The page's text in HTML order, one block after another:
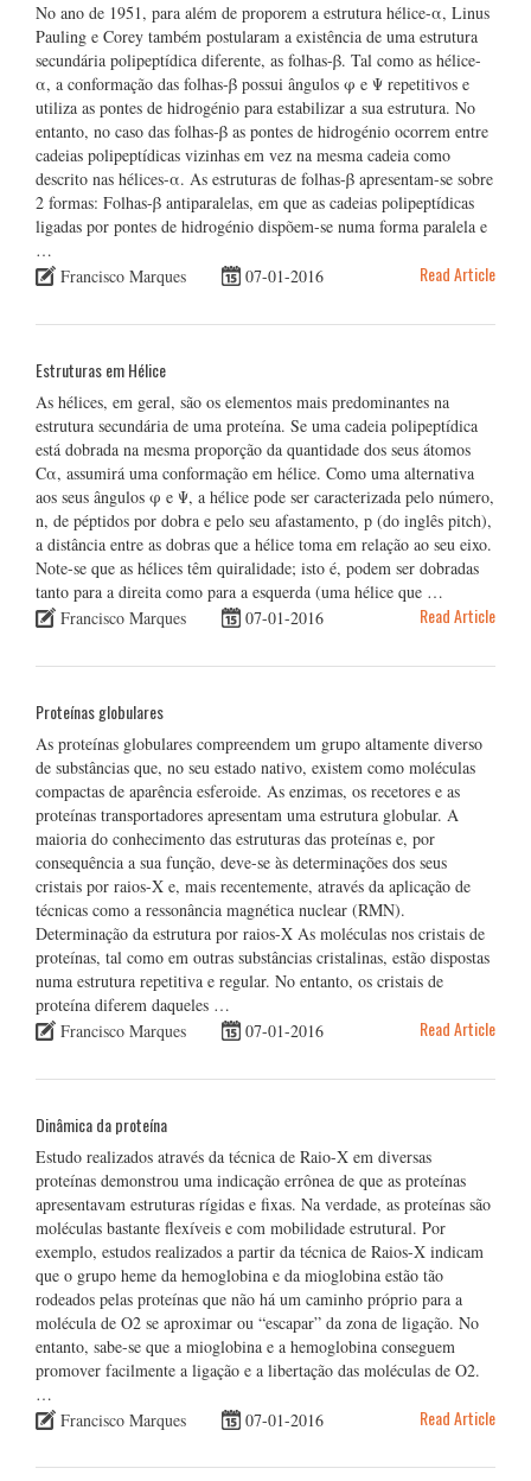
No ano de 1951, para além de proporem a estrutura hélice-α, Linus
Pauling e Corey também postularam a existência de uma estrutura
secundária polipeptídica diferente, as folhas-β. Tal como as hélice-
α, a conformação das folhas-β possui ângulos φ e Ψ repetitivos e
utiliza as pontes de hidrogénio para estabilizar a sua estrutura. No
entanto, no caso das folhas-β as pontes de hidrogénio ocorrem entre
cadeias polipeptídicas vizinhas em vez na mesma cadeia como
descrito nas hélices-α. As estruturas de folhas-β apresentam-se sobre
2 formas: Folhas-β antiparalelas, em que as cadeias polipeptídicas
ligadas por pontes de hidrogénio dispõem-se numa forma paralela e
…
Francisco Marques
07-01-2016 Read Article
Estruturas em Hélice
As hélices, em geral, são os elementos mais predominantes na
estrutura secundária de uma proteína. Se uma cadeia polipeptídica
está dobrada na mesma proporção da quantidade dos seus átomos
Cα, assumirá uma conformação em hélice. Como uma alternativa
aos seus ângulos φ e Ψ, a hélice pode ser caracterizada pelo número,
n, de péptidos por dobra e pelo seu afastamento, p (do inglês pitch),
a distância entre as dobras que a hélice toma em relação ao seu eixo.
Note-se que as hélices têm quiralidade; isto é, podem ser dobradas
tanto para a direita como para a esquerda (uma hélice que …
Francisco Marques
07-01-2016 Read Article
Proteínas globulares
As proteínas globulares compreendem um grupo altamente diverso
de substâncias que, no seu estado nativo, existem como moléculas
compactas de aparência esferoide. As enzimas, os recetores e as
proteínas transportadores apresentam uma estrutura globular. A
maioria do conhecimento das estruturas das proteínas e, por
consequência a sua função, deve-se às determinações dos seus
cristais por raios-X e, mais recentemente, através da aplicação de
técnicas como a ressonância magnética nuclear (RMN).
Determinação da estrutura por raios-X As moléculas nos cristais de
proteínas, tal como em outras substâncias cristalinas, estão dispostas
numa estrutura repetitiva e regular. No entanto, os cristais de
proteína diferem daqueles …
Francisco Marques
07-01-2016 Read Article
Dinâmica da proteína
Estudo realizados através da técnica de Raio-X em diversas
proteínas demonstrou uma indicação errônea de que as proteínas
apresentavam estruturas rígidas e fixas. Na verdade, as proteínas são
moléculas bastante flexíveis e com mobilidade estrutural. Por
exemplo, estudos realizados a partir da técnica de Raios-X indicam
que o grupo heme da hemoglobina e da mioglobina estão tão
rodeados pelas proteínas que não há um caminho próprio para a
molécula de O2 se aproximar ou “escapar” da zona de ligação. No
entanto, sabe-se que a mioglobina e a hemoglobina conseguem
promover facilmente a ligação e a libertação das moléculas de O2.
…
Francisco Marques
07-01-2016 Read Article